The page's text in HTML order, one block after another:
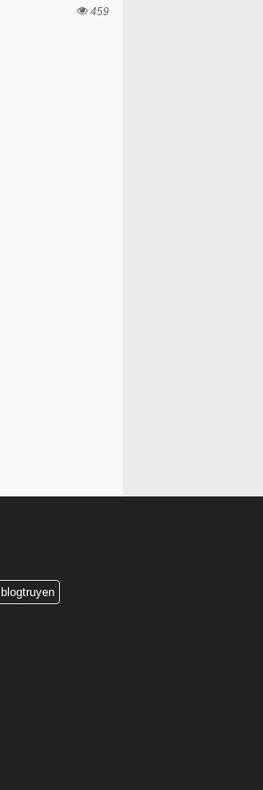
459
blogtruyen